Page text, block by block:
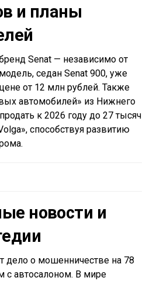
и планы
Senat — независимо от
седан Senat 900, уже
от 12 млн рублей. Также
автомобилей» из Нижнего
к 2026 году до 27 тысяч
способствуя развитию
новости и
дело о мошенничестве на 78
с автосалоном. В мире